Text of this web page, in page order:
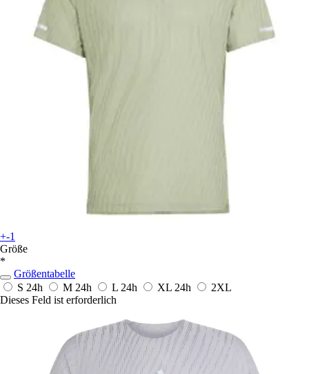
+-1
Größe
*
Größentabelle
S 24h M 24h L 24h XL 24h
2XL
Dieses Feld ist erforderlich